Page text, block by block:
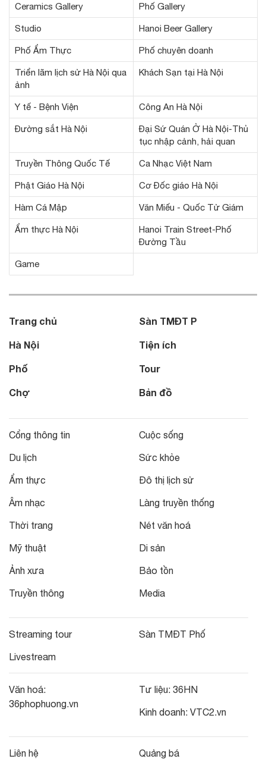
Ceramics Gallery Phố Gallery
Studio Hanoi Beer Gallery
Phố Ẩm Thực Phố chuyên doanh
Triển lãm lịch sử Hà Nội qua
ảnh
Khách Sạn tại Hà Nội
Y tế - Bệnh Viện Công An Hà Nội
Đường sắt Hà Nội
Đại Sứ Quán Ở Hà Nội-Thủ
tục nhập cảnh, hải quan
Truyền Thông Quốc Tế Ca Nhạc Việt Nam
Phật Giáo Hà Nội Cơ Đốc giáo Hà Nội
Hàm Cá Mập Văn Miếu - Quốc Tử Giám
Ẩm thực Hà Nội
Hanoi Train Street-Phố
Đường Tầu
Game
Trang chủ
Hà Nội
Phố
Chợ
Sàn TMĐT P
Tiện ích
Tour
Bản đồ
Cổng thông tin
Du lịch
Ẩm thực
Âm nhạc
Thời trang
Mỹ thuật
Ảnh xưa
Truyền thông
Cuộc sống
Sức khỏe
Đô thị lịch sử
Làng truyền thống
Nét văn hoá
Di sản
Bảo tồn
Media
Streaming tour
Livestream
Sàn TMĐT Phố
Văn hoá:
36phophuong.vn
Tư liệu: 36HN
Kinh doanh: VTC2.vn
Liên hệ Quảng bá